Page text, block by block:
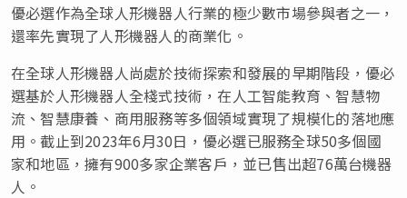
優必選作為全球人形機器人行業的極少數市場參與者之一，
還率先實現了人形機器人的商業化。
在全球人形機器人尚處於技術探索和發展的早期階段，優必
選基於人形機器人全棧式技術，在人工智能教育、智慧物
流、智慧康養、商用服務等多個領域實現了規模化的落地應
用。截止到2023年6月30日，優必選已服務全球50多個國
家和地區，擁有900多家企業客戶，並已售出超76萬台機器
人。